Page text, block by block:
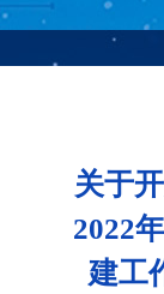
关于
2022
建工